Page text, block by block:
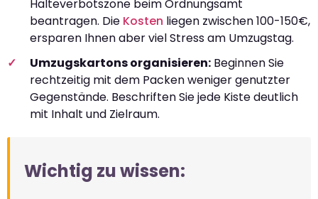
Halteverbotszone beim Ordnungsamt
beantragen. Die Kosten liegen zwischen 100-150€,
ersparen Ihnen aber viel Stress am Umzugstag.
Umzugskartons organisieren: Beginnen Sie
rechtzeitig mit dem Packen weniger genutzter
Gegenstände. Beschriften Sie jede Kiste deutlich
mit Inhalt und Zielraum.
Wichtig zu wissen: